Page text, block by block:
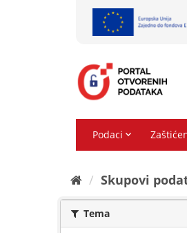
Skupovi
Tema